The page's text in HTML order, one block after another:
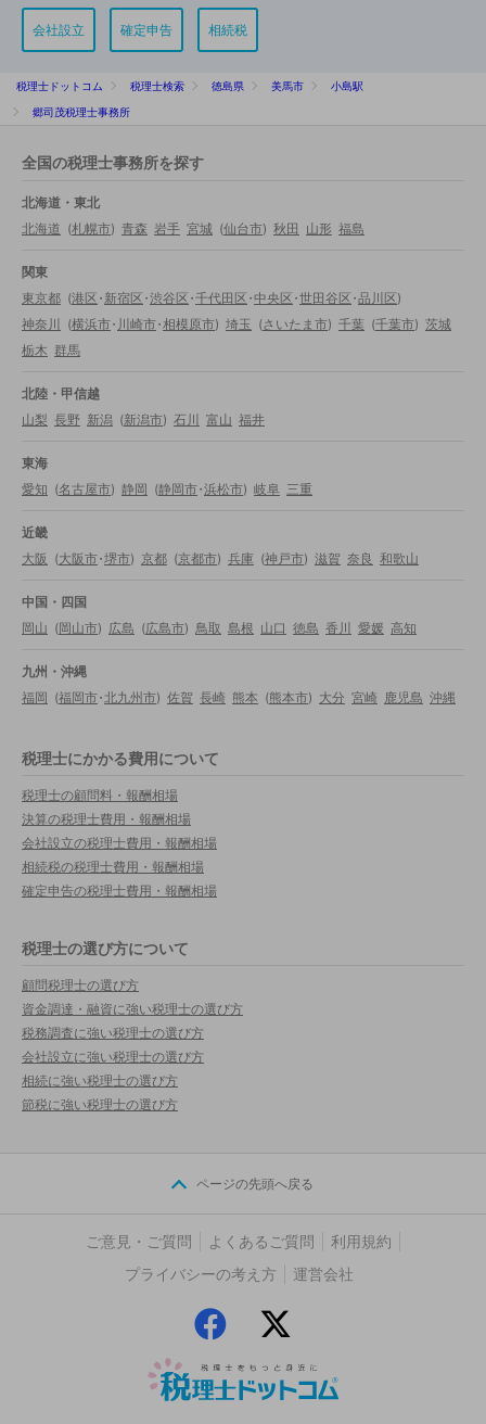
会社設立 確定申告 相続税
税理士ドットコム 税理士検索 徳島県 美馬市
小島駅
郷司茂税理士事務所
全国の税理士事務所を探す
北海道・東北
北海道 (札幌市) 青森 岩手 宮城 (仙台市) 秋田 山形 福島
関東
東京都 (港区・新宿区・渋谷区・千代田区・中央区・世田谷区・品川区)
神奈川
(横浜市・川崎市・相模原市) 埼玉 (さいたま市) 千葉 (千葉市) 茨城
栃木 群馬
北陸・甲信越
山梨 長野 新潟 (新潟市) 石川 富山 福井
東海
愛知 (名古屋市) 静岡 (静岡市・浜松市) 岐阜 三重
近畿
大阪 (大阪市・堺市) 京都 (京都市) 兵庫 (神戸市) 滋賀 奈良 和歌山
中国・四国
岡山 (岡山市) 広島 (広島市) 鳥取 島根 山口 徳島 香川 愛媛 高知
九州・沖縄
福岡 (福岡市・北九州市) 佐賀 長崎 熊本 (熊本市) 大分 宮崎 鹿児島 沖縄
税理士にかかる費用について
税理士の顧問料・報酬相場
決算の税理士費用・報酬相場
会社設立の税理士費用・報酬相場
相続税の税理士費用・報酬相場
確定申告の税理士費用・報酬相場
税理士の選び方について
顧問税理士の選び方
資金調達・融資に強い税理士の選び方
税務調査に強い税理士の選び方
会社設立に強い税理士の選び方
相続に強い税理士の選び方
節税に強い税理士の選び方
ページの先頭へ戻る
ご意見・ご質問 よくあるご質問
利用規約
プライバシーの考え方
運営会社